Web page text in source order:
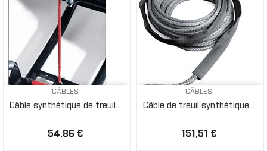
CÂBLES
Câble synthétique de treuil...
54,86 €
CÂBLES
Câble de treuil synthétique...
151,51 €